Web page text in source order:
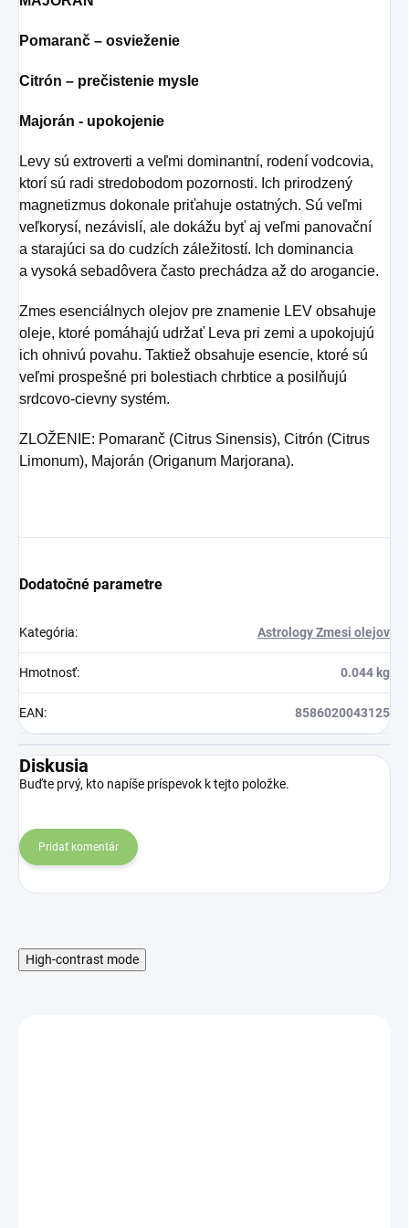
Pomaranč – osvieženie
Citrón – prečistenie mysle
Majorán - upokojenie
Levy sú extroverti a veľmi dominantní, rodení vodcovia,
ktorí sú radi stredobodom pozornosti. Ich prirodzený
magnetizmus dokonale priťahuje ostatných. Sú veľmi
veľkorysí, nezávislí, ale dokážu byť aj veľmi panovační
a starajúci sa do cudzích záležitostí. Ich dominancia
a vysoká sebadôvera často prechádza až do arogancie.
Zmes esenciálnych olejov pre znamenie LEV obsahuje
oleje, ktoré pomáhajú udržať Leva pri zemi a upokojujú
ich ohnivú povahu. Taktiež obsahuje esencie, ktoré sú
veľmi prospešné pri bolestiach chrbtice a posilňujú
srdcovo-cievny systém.
ZLOŽENIE: Pomaranč (Citrus Sinensis), Citrón (Citrus
Limonum), Majorán (Origanum Marjorana).
Dodatočné parametre
Kategória: Astrology Zmesi olejov
Hmotnosť: 0.044 kg
EAN: 8586020043125
Diskusia
Buďte prvý, kto napíše príspevok k tejto položke.
Pridať komentár
High-contrast mode